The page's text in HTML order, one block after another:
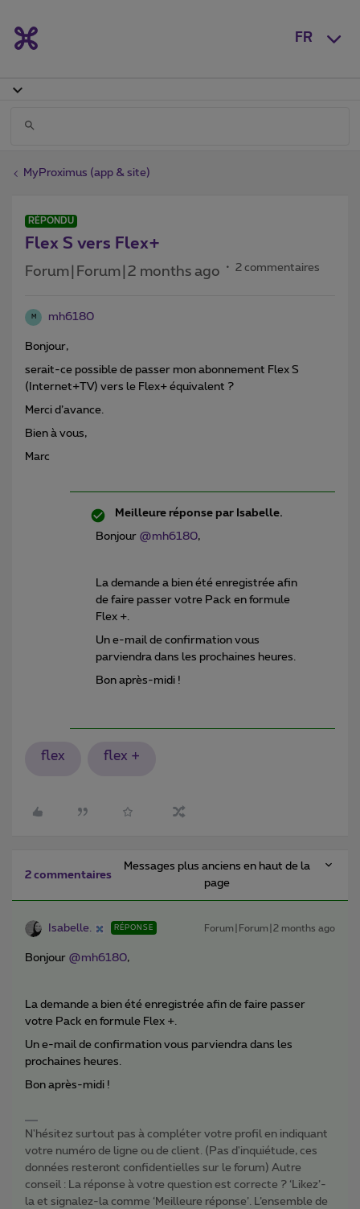
FR
MyProximus (app & site)
RÉPONDU
Flex S vers Flex+
Forum|Forum|2 months ago 2 commentaires
M mh6180
Bonjour,
serait-ce possible de passer mon abonnement Flex S
(Internet+TV) vers le Flex+ équivalent ?
Merci d’avance.
Bien à vous,
Marc
Meilleure réponse par Isabelle.
Bonjour ​ @mh6180,
La demande a bien été enregistrée afin
de faire passer votre Pack en formule
Flex +.
Un e-mail de confirmation vous
parviendra dans les prochaines heures.
Bon après-midi !
flex flex +
2 commentaires
Messages plus anciens en haut de la
page
Isabelle. RÉPONSE Forum|Forum|2 months ago
Bonjour ​ @mh6180,
La demande a bien été enregistrée afin de faire passer
votre Pack en formule Flex +.
Un e-mail de confirmation vous parviendra dans les
prochaines heures.
Bon après-midi !
N'hésitez surtout pas à compléter votre profil en indiquant
votre numéro de ligne ou de client. (Pas d'inquiétude, ces
données resteront confidentielles sur le forum) Autre
conseil : La réponse à votre question est correcte ? ‘Likez’-
la et signalez-la comme ‘Meilleure réponse’. L’ensemble de